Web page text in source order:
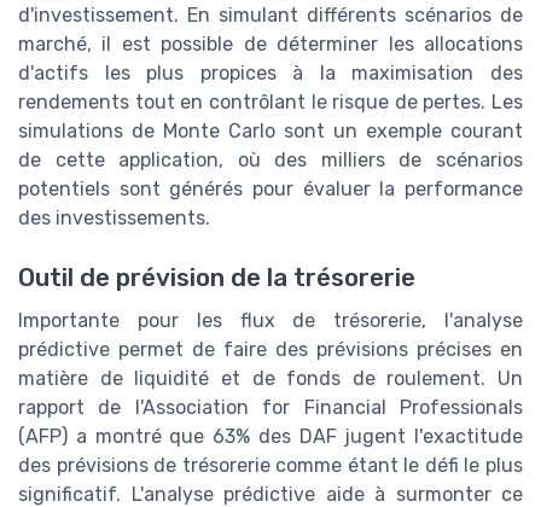
d'investissement. En simulant différents scénarios de
marché, il est possible de déterminer les allocations
d'actifs les plus propices à la maximisation des
rendements tout en contrôlant le risque de pertes. Les
simulations de Monte Carlo sont un exemple courant
de cette application, où des milliers de scénarios
potentiels sont générés pour évaluer la performance
des investissements.
Outil de prévision de la trésorerie
Importante pour les flux de trésorerie, l'analyse
prédictive permet de faire des prévisions précises en
matière de liquidité et de fonds de roulement. Un
rapport de l'Association for Financial Professionals
(AFP) a montré que 63% des DAF jugent l'exactitude
des prévisions de trésorerie comme étant le défi le plus
significatif. L'analyse prédictive aide à surmonter ce